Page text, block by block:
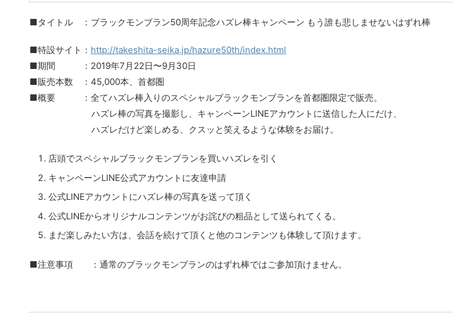
■タイトル ：ブラックモンブラン50周年記念ハズレ棒キャンペーン もう誰も悲しませないはずれ棒
■特設サイト： http://takeshita-seika.jp/hazure50th/index.html
■期間 ：2019年7月22日〜9月30日
■販売本数 ：45,000本、首都圏
■概要 ：全てハズレ棒入りのスペシャルブラックモンブランを首都圏限定で販売。
ハズレ棒の写真を撮影し、キャンペーンLINEアカウントに送信した人にだけ、
ハズレだけど楽しめる、クスッと笑えるような体験をお届け。
店頭でスペシャルブラックモンブランを買いハズレを引く
キャンペーンLINE公式アカウントに友達申請
公式LINEアカウントにハズレ棒の写真を送って頂く
公式LINEからオリジナルコンテンツがお詫びの粗品として送られてくる。
まだ楽しみたい方は、会話を続けて頂くと他のコンテンツも体験して頂けます。
■注意事項 ：通常のブラックモンブランのはずれ棒ではご参加頂けません。